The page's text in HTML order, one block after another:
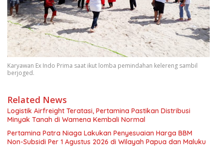
Karyawan Ex Indo Prima saat ikut lomba pemindahan kelereng sambil
berjoged.
Related News
Logistik Airfreight Teratasi, Pertamina Pastikan Distribusi
Minyak Tanah di Wamena Kembali Normal
Pertamina Patra Niaga Lakukan Penyesuaian Harga BBM
Non-Subsidi Per 1 Agustus 2026 di Wilayah Papua dan Maluku